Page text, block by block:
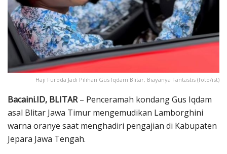
Haji Furoda Jadi Pilihan Gus Iqdam Blitar, Biayanya Fantastis (foto/ist)
Bacaini.ID, BLITAR– Penceramah kondang Gus Iqdam
asal Blitar Jawa Timur mengemudikan Lamborghini
warna oranye saat menghadiri pengajian di Kabupaten
Jepara Jawa Tengah.